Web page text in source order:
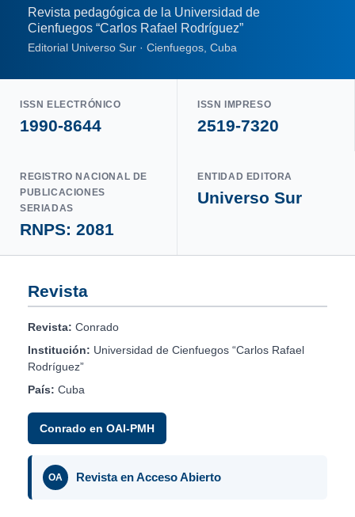
Revista pedagógica de la Universidad de
Cienfuegos “Carlos Rafael Rodríguez”
Editorial Universo Sur · Cienfuegos, Cuba
ISSN ELECTRÓNICO
1990-8644
ISSN IMPRESO
2519-7320
REGISTRO NACIONAL DE
PUBLICACIONES
SERIADAS
RNPS: 2081
ENTIDAD EDITORA
Universo Sur
Revista
Revista: Conrado
Institución: Universidad de Cienfuegos “Carlos Rafael
Rodríguez”
País: Cuba
Conrado en OAI-PMH
OA Revista en Acceso Abierto